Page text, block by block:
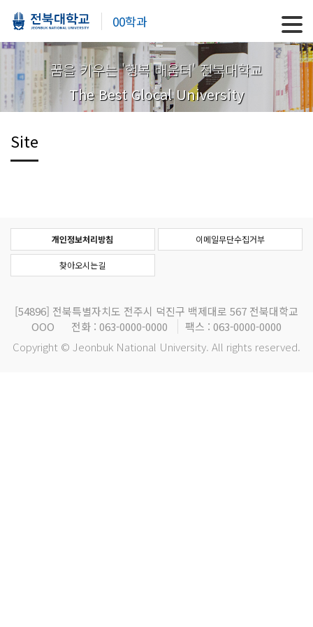
00학과
꿈을 키우는 '행복 배움터' 전북대학교
The Best Glocal University
Site
개인정보처리방침 이메일무단수집거부
찾아오시는길
[54896] 전북특별자치도 전주시 덕진구 백제대로 567 전북대학교
OOO
전화 : 063-0000-0000
팩스 : 063-0000-0000
Copyright © Jeonbuk National University. All rights reserved.